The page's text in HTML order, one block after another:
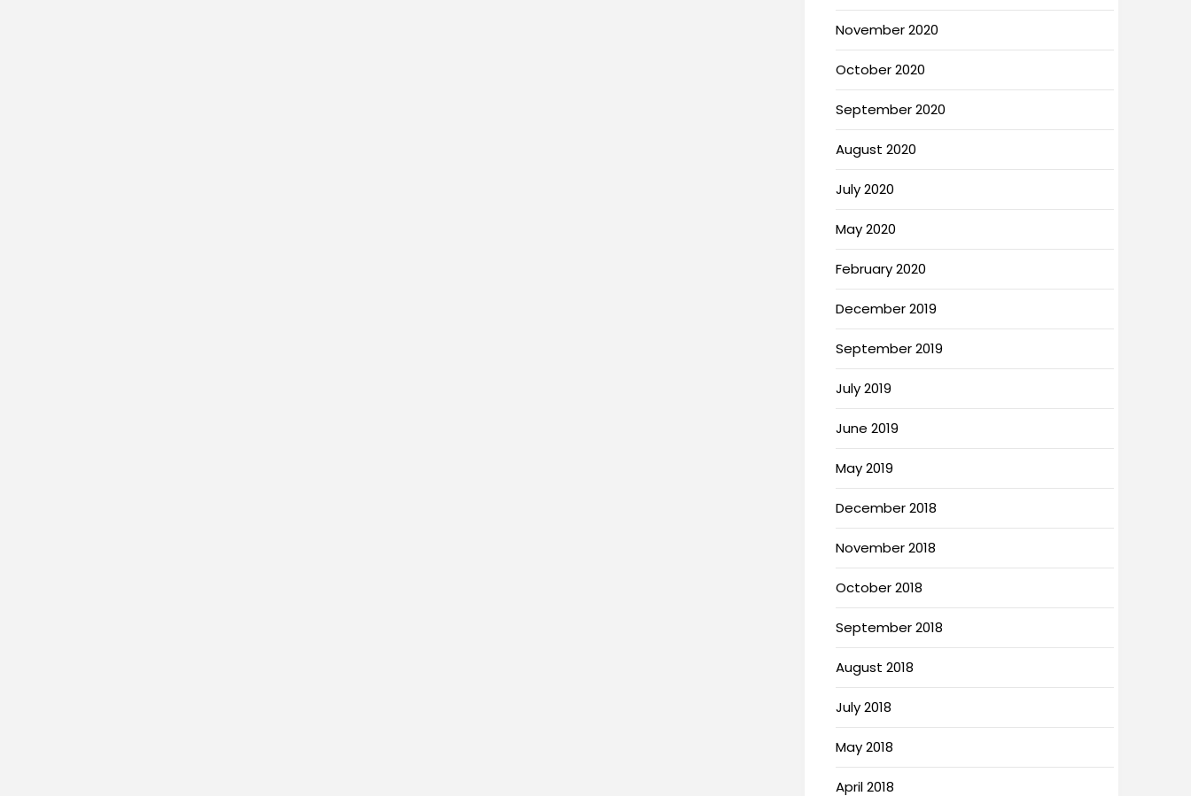
November 2020
October 2020
September 2020
August 2020
July 2020
May 2020
February 2020
December 2019
September 2019
July 2019
June 2019
May 2019
December 2018
November 2018
October 2018
September 2018
August 2018
July 2018
May 2018
April 2018